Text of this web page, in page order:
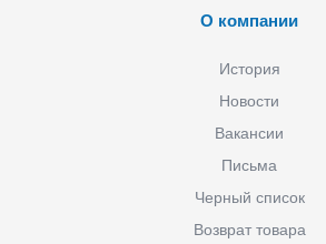
О компании
История
Новости
Вакансии
Письма
Черный список
Возврат товара